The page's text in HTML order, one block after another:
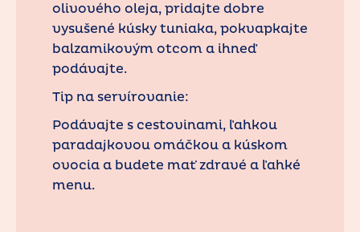
olivového oleja, pridajte dobre
vysušené kúsky tuniaka, pokvapkajte
balzamikovým otcom a ihneď
podávajte.
Tip na servírovanie:
Podávajte s cestovinami, ľahkou
paradajkovou omáčkou a kúskom
ovocia a budete mať zdravé a ľahké
menu.